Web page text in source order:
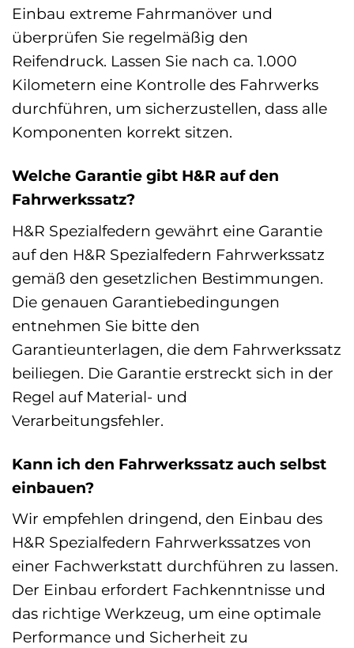
Einbau extreme Fahrmanöver und
überprüfen Sie regelmäßig den
Reifendruck. Lassen Sie nach ca. 1.000
Kilometern eine Kontrolle des Fahrwerks
durchführen, um sicherzustellen, dass alle
Komponenten korrekt sitzen.
Welche Garantie gibt H&R auf den
Fahrwerkssatz?
H&R Spezialfedern gewährt eine Garantie
auf den H&R Spezialfedern Fahrwerkssatz
gemäß den gesetzlichen Bestimmungen.
Die genauen Garantiebedingungen
entnehmen Sie bitte den
Garantieunterlagen, die dem Fahrwerkssatz
beiliegen. Die Garantie erstreckt sich in der
Regel auf Material- und
Verarbeitungsfehler.
Kann ich den Fahrwerkssatz auch selbst
einbauen?
Wir empfehlen dringend, den Einbau des
H&R Spezialfedern Fahrwerkssatzes von
einer Fachwerkstatt durchführen zu lassen.
Der Einbau erfordert Fachkenntnisse und
das richtige Werkzeug, um eine optimale
Performance und Sicherheit zu